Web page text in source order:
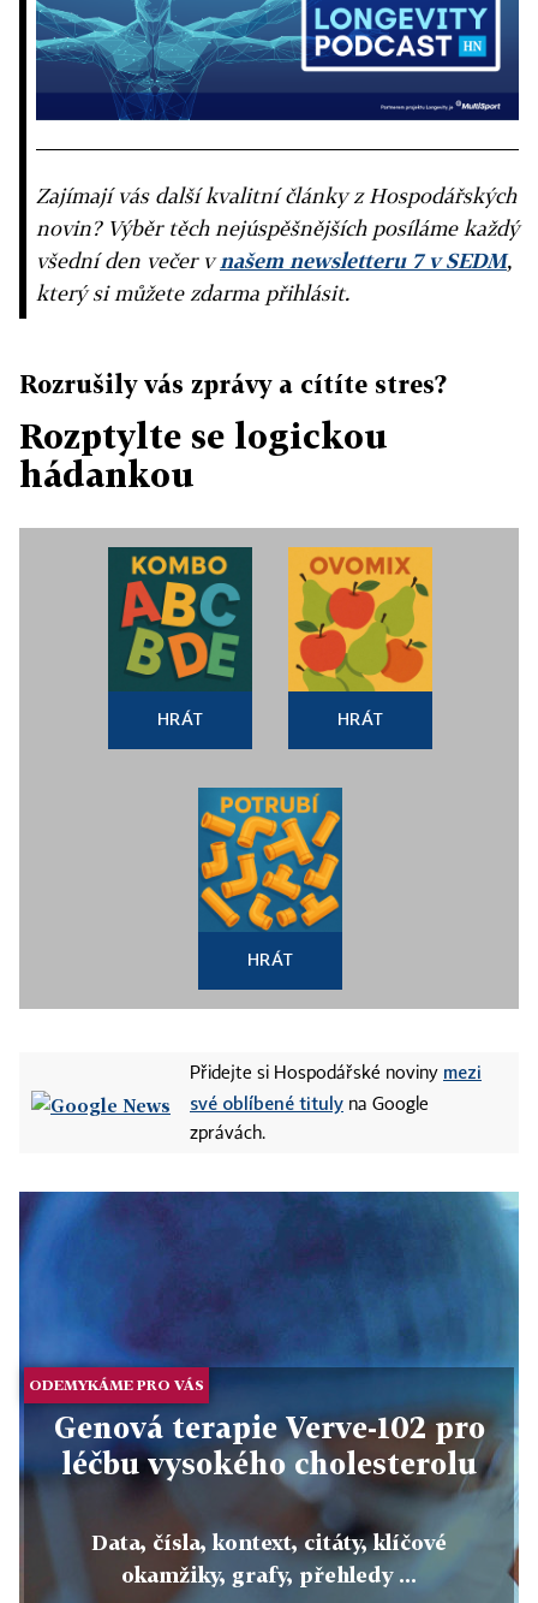
Zajímají vás další kvalitní články z Hospodářských
novin? Výběr těch nejúspěšnějších posíláme každý
všední den večer vnašem newsletteru 7 v SEDM,
který si můžete zdarma přihlásit.
Rozrušily vás zprávy a cítíte stres?
Rozptylte se logickou
hádankou
HRÁT HRÁT
HRÁT
Přidejte si Hospodářské noviny mezi
své oblíbené tituly na Google
zprávách.
ODEMYKÁME PRO VÁS
Genová terapie Verve-102 pro
léčbu vysokého cholesterolu
Data, čísla, kontext, citáty, klíčové
okamžiky, grafy, přehledy ...